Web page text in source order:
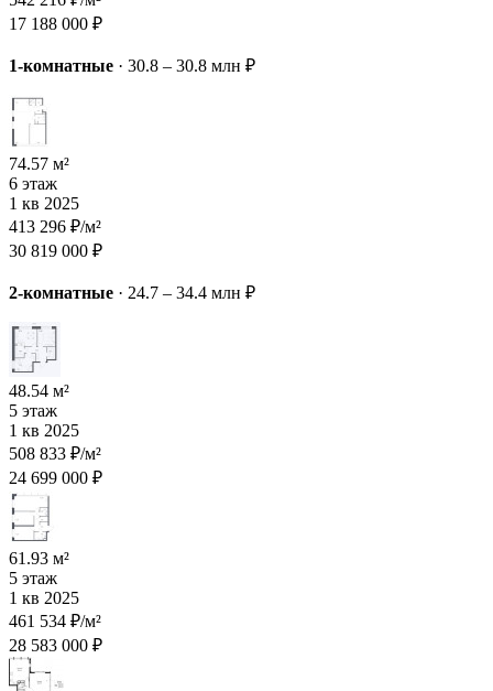
17 188 000 ₽
1-комнатные · 30.8 – 30.8 млн ₽
74.57 м²
6 этаж
1 кв 2025
413 296 ₽/м²
30 819 000 ₽
2-комнатные · 24.7 – 34.4 млн ₽
48.54 м²
5 этаж
1 кв 2025
508 833 ₽/м²
24 699 000 ₽
61.93 м²
5 этаж
1 кв 2025
461 534 ₽/м²
28 583 000 ₽